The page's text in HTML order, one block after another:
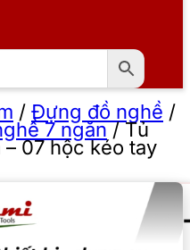
/ Đựng đồ nghề /
7 ngăn/Tủ
07 hộc kéo tay